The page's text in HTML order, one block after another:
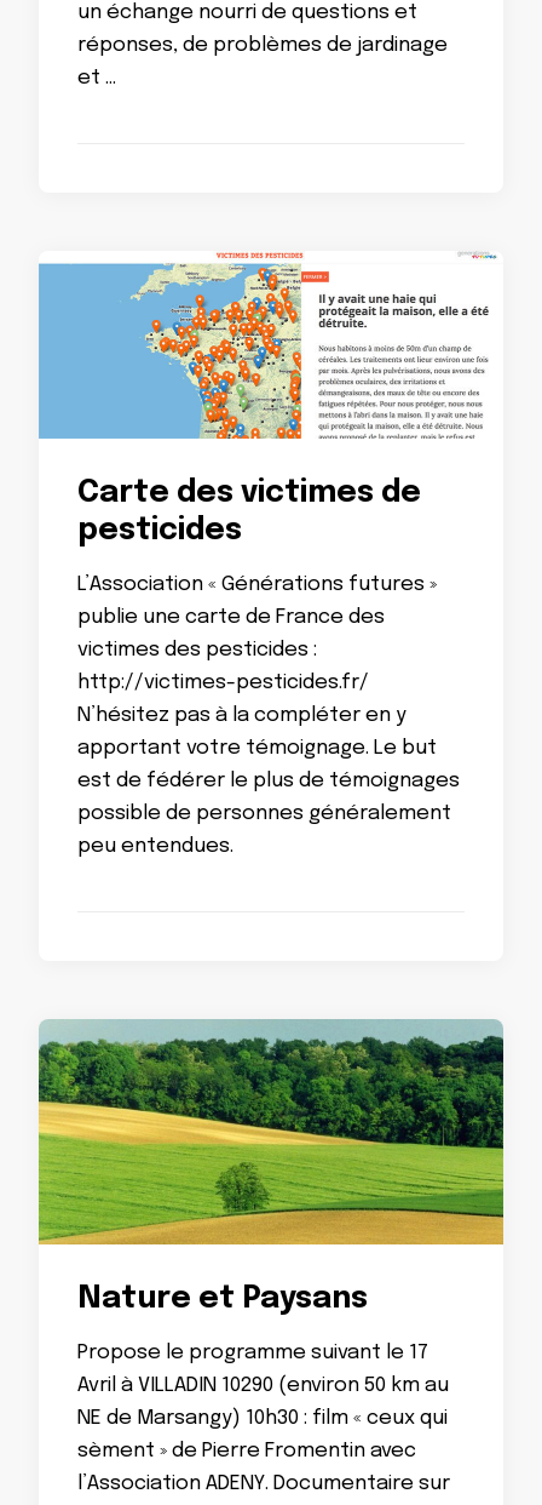
un échange nourri de questions et
réponses, de problèmes de jardinage
et …
Carte des victimes de
pesticides
L’Association « Générations futures »
publie une carte de France des
victimes des pesticides :
http://victimes-pesticides.fr/
N’hésitez pas à la compléter en y
apportant votre témoignage. Le but
est de fédérer le plus de témoignages
possible de personnes généralement
peu entendues.
Nature et Paysans
Propose le programme suivant le 17
Avril à VILLADIN 10290 (environ 50 km au
NE de Marsangy) 10h30 : film « ceux qui
sèment » de Pierre Fromentin avec
l’Association ADENY. Documentaire sur